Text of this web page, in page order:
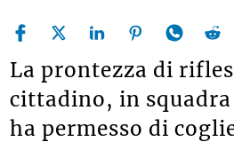
La prontezza di
cittadino, in
ha permesso di